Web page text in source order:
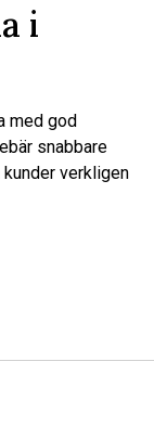
i
med god
snabbare
verkligen